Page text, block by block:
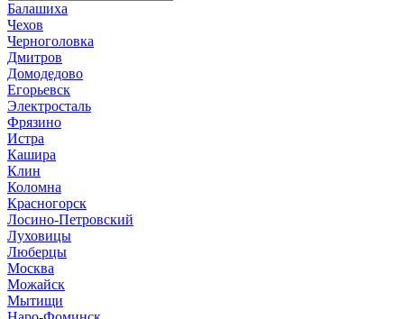
Балашиха
Чехов
Черноголовка
Дмитров
Домодедово
Егорьевск
Электросталь
Фрязино
Истра
Кашира
Клин
Коломна
Красногорск
Лосино-Петровский
Луховицы
Люберцы
Москва
Можайск
Мытищи